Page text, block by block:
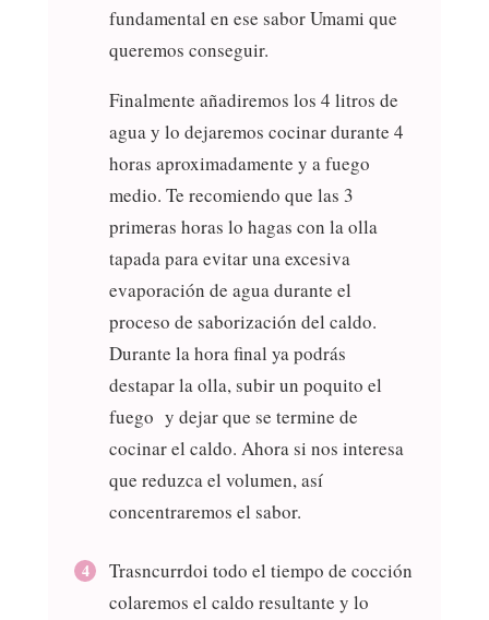
fundamental en ese sabor Umami que
queremos conseguir.
Finalmente añadiremos los 4 litros de
agua y lo dejaremos cocinar durante 4
horas aproximadamente y a fuego
medio. Te recomiendo que las 3
primeras horas lo hagas con la olla
tapada para evitar una excesiva
evaporación de agua durante el
proceso de saborización del caldo.
Durante la hora final ya podrás
destapar la olla, subir un poquito el
fuego y dejar que se termine de
cocinar el caldo. Ahora si nos interesa
que reduzca el volumen, así
concentraremos el sabor.
Trasncurrdoi todo el tiempo de cocción
colaremos el caldo resultante y lo